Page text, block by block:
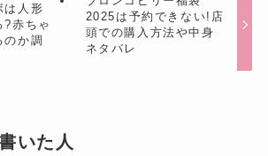
は人形
?赤ちゃ
のか調
2025は予約できない!店
頭での購入方法や中身
ネタバレ
いた人